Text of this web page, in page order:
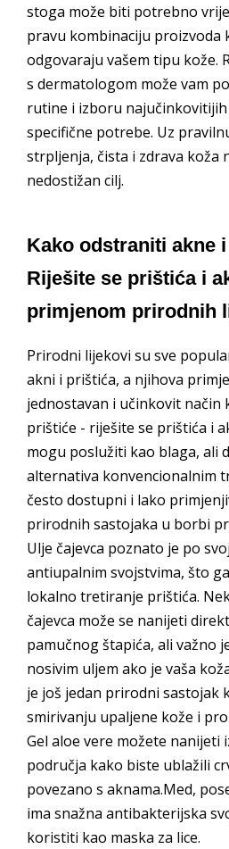
stoga može biti potrebno
pravu kombinaciju proizvoda
odgovaraju vašem tipu kože.
s dermatologom može vam
rutine i izboru najučinkovitijih
specifične potrebe. Uz
strpljenja, čista i zdrava koža
nedostižan cilj.
Kako odstraniti akne
Riješite se prištića i
primjenom prirodnih
Prirodni lijekovi su sve
akni i prištića, a njihova
jednostavan i učinkovit način
prištiće - riješite se prištića i
mogu poslužiti kao blaga, ali
alternativa konvencionalnim
često dostupni i lako
prirodnih sastojaka u borbi
Ulje čajevca poznato je po
antiupalnim svojstvima, što
lokalno tretiranje prištića.
čajevca može se nanijeti
pamučnog štapića, ali važno
nosivim uljem ako je vaša
je još jedan prirodni sastojak
smirivanju upaljene kože i
Gel aloe vere možete nanijeti
područja kako biste ublažili
povezano s aknama.Med,
ima snažna antibakterijska
koristiti kao maska za lice.